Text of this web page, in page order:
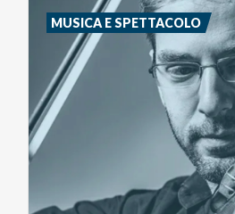
MUSICA E SPETTACOLO